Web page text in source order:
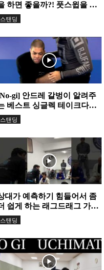
하면 좋을까?! 풋스윕을 쉽
알려주는 영상!
스탠딩
gi] 안드레 갈벙이 알려주
베스트 싱글렉 테이크다운
리!
스탠딩
대가 예측하기 힘들어서 좀
쉽게 하는 래그드래그 가드
스
스탠딩